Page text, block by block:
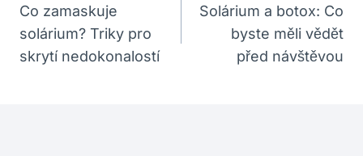
Pro
Příspěvek
Co zamaskuje
solárium? Triky pro
skrytí nedokonalostí
Solárium a botox: Co
byste měli vědět
před návštěvou